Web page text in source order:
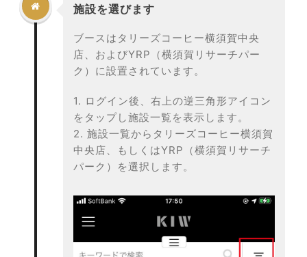
 施設を選びます
ブースはタリーズコーヒー横須賀中央
店、およびYRP（横須賀リサーチパー
ク）に設置されています。
1. ログイン後、右上の逆三角形アイコン
をタップし施設一覧を表示します。
2. 施設一覧からタリーズコーヒー横須賀
中央店、もしくはYRP（横須賀リサーチ
パーク）を選択します。